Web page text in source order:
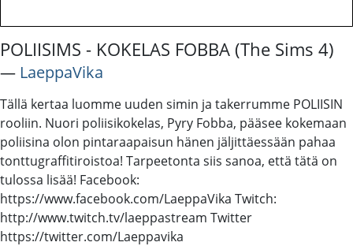
POLIISIMS - KOKELAS FOBBA (The Sims 4)
― LaeppaVika
Tällä kertaa luomme uuden simin ja takerrumme POLIISIN
rooliin. Nuori poliisikokelas, Pyry Fobba, pääsee kokemaan
poliisina olon pintaraapaisun hänen jäljittäessään pahaa
tonttugraffitiroistoa! Tarpeetonta siis sanoa, että tätä on
tulossa lisää! Facebook:
https://www.facebook.com/LaeppaVika Twitch:
http://www.twitch.tv/laeppastream Twitter
https://twitter.com/Laeppavika